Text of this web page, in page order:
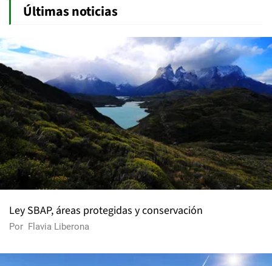
Últimas noticias
Ley SBAP, áreas protegidas y conservación
Por Flavia Liberona